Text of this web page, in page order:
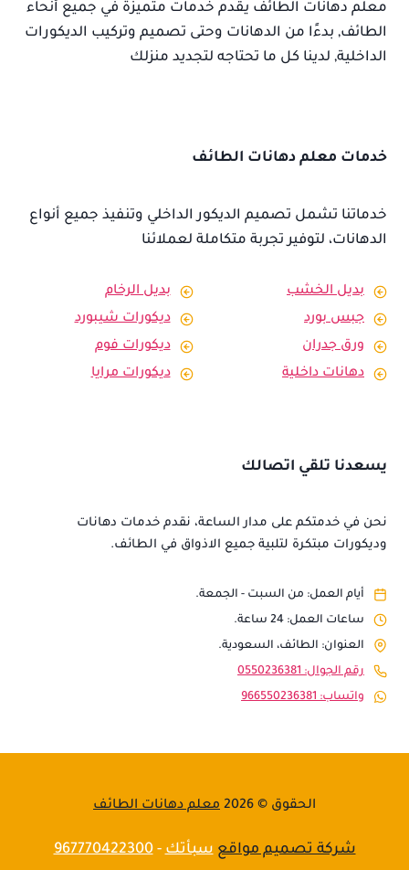
معلم دهانات الطائف يقدم خدمات متميزة في جميع أنحاء
الطائف, بدءًا من الدهانات وحتى تصميم وتركيب الديكورات
الداخلية, لدينا كل ما تحتاجه لتجديد منزلك
خدمات معلم دهانات الطائف
خدماتنا تشمل تصميم الديكور الداخلي وتنفيذ جميع أنواع
الدهانات، لتوفير تجربة متكاملة لعملائنا
بديل الخشب
بديل الرخام
جبس بورد
ديكورات شيبورد
ورق جدران
ديكورات فوم
دهانات داخلية
ديكورات مرايا
يسعدنا تلقي اتصالك
نحن في خدمتكم على مدار الساعة، نقدم خدمات دهانات
وديكورات مبتكرة لتلبية جميع الاذواق في الطائف.
أيام العمل: من السبت - الجمعة.
ساعات العمل: 24 ساعة.
العنوان: الطائف، السعودية.
رقم الجوال: 0550236381
واتساب: 966550236381
الحقوق © 2026 معلم دهانات الطائف
شركة تصميم مواقع سبأتك-
967770422300